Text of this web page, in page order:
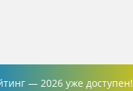
— 2026 уже доступен!